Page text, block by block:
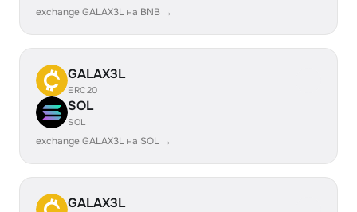
exchange GALAX3L на BNB →
GALAX3L
ERC20
SOL
SOL
exchange GALAX3L на SOL →
GALAX3L